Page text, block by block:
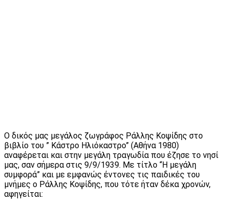
Ο δικός μας μεγάλος ζωγράφος Ράλλης Κοψίδης στο
βιβλίο του ” Κάστρο Ηλιόκαστρο” (Αθήνα 1980)
αναφέρεται και στην μεγάλη τραγωδία που έζησε το νησί
μας, σαν σήμερα στις 9/9/1939. Με τίτλο “Η μεγάλη
συμφορά” και με εμφανώς έντονες τις παιδικές του
μνήμες ο Ράλλης Κοψίδης, που τότε ήταν δέκα χρονών,
αφηγείται: